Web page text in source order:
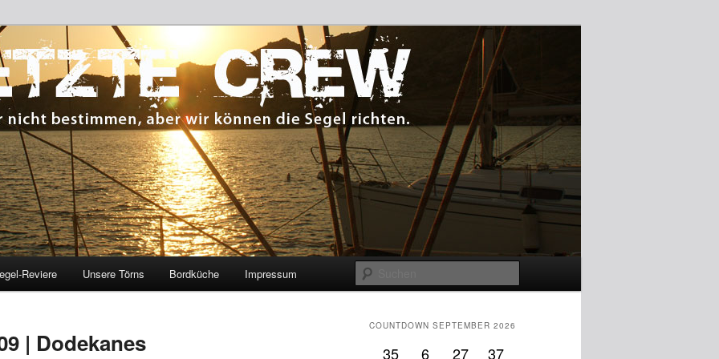
aber wir können die Segel richten.
Reviere Unsere Törns Bordküche Impressum
| Dodekanes
COUNTDOWN SEPTEMBER 2026
35 6 27 37